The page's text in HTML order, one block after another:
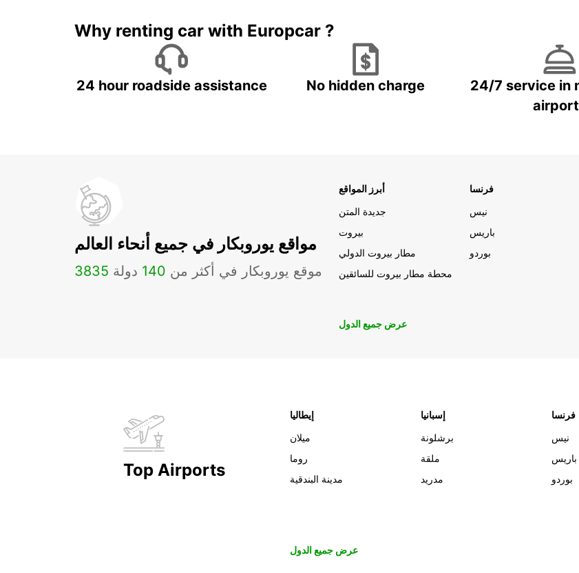
Why renting car with Europcar ?
24 hour roadside assistance No hidden charge
24/7 service in
مواقع يوروبكار في جميع أنحاء العالم
3835 موقع يوروبكار في أكثر من 140 دولة
أبرز المواقع
جديدة المتن
بيروت
مطار بيروت الدولي
محطة مطار بيروت للسائقين
فرنسا
نيس
باريس
بوردو
عرض جميع الدول
Top Airports
إيطاليا
ميلان
روما
مدينة البندقية
إسبانيا
برشلونة
ملقة
مدريد
فرنسا
نيس
باريس
بوردو
عرض جميع الدول